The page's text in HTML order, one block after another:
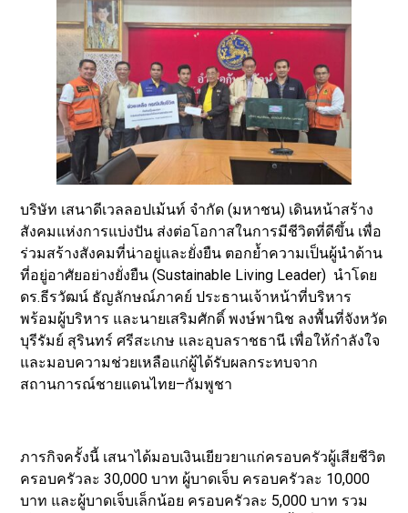
บริษัท เสนาดีเวลลอปเม้นท์ จำกัด (มหาชน) เดินหน้าสร้าง
สังคมแห่งการแบ่งปัน ส่งต่อโอกาสในการมีชีวิตที่ดีขึ้น เพื่อ
ร่วมสร้างสังคมที่น่าอยู่และยั่งยืน ตอกย้ำความเป็นผู้นำด้าน
ที่อยู่อาศัยอย่างยั่งยืน (Sustainable Living Leader) นำโดย
ดร.ธีรวัฒน์ ธัญลักษณ์ภาคย์ ประธานเจ้าหน้าที่บริหาร
พร้อมผู้บริหาร และนายเสริมศักดิ์ พงษ์พานิช ลงพื้นที่จังหวัด
บุรีรัมย์ สุรินทร์ ศรีสะเกษ และอุบลราชธานี เพื่อให้กำลังใจ
และมอบความช่วยเหลือแก่ผู้ได้รับผลกระทบจาก
สถานการณ์ชายแดนไทย–กัมพูชา
ภารกิจครั้งนี้ เสนาได้มอบเงินเยียวยาแก่ครอบครัวผู้เสียชีวิต
ครอบครัวละ 30,000 บาท ผู้บาดเจ็บ ครอบครัวละ 10,000
บาท และผู้บาดเจ็บเล็กน้อย ครอบครัวละ 5,000 บาท รวม